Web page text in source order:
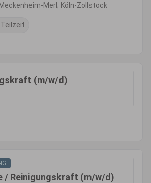
Merl; Köln-Zollstock
Teilzeit
(m/w/d)
/ Reinigungskraft (m/w/d)